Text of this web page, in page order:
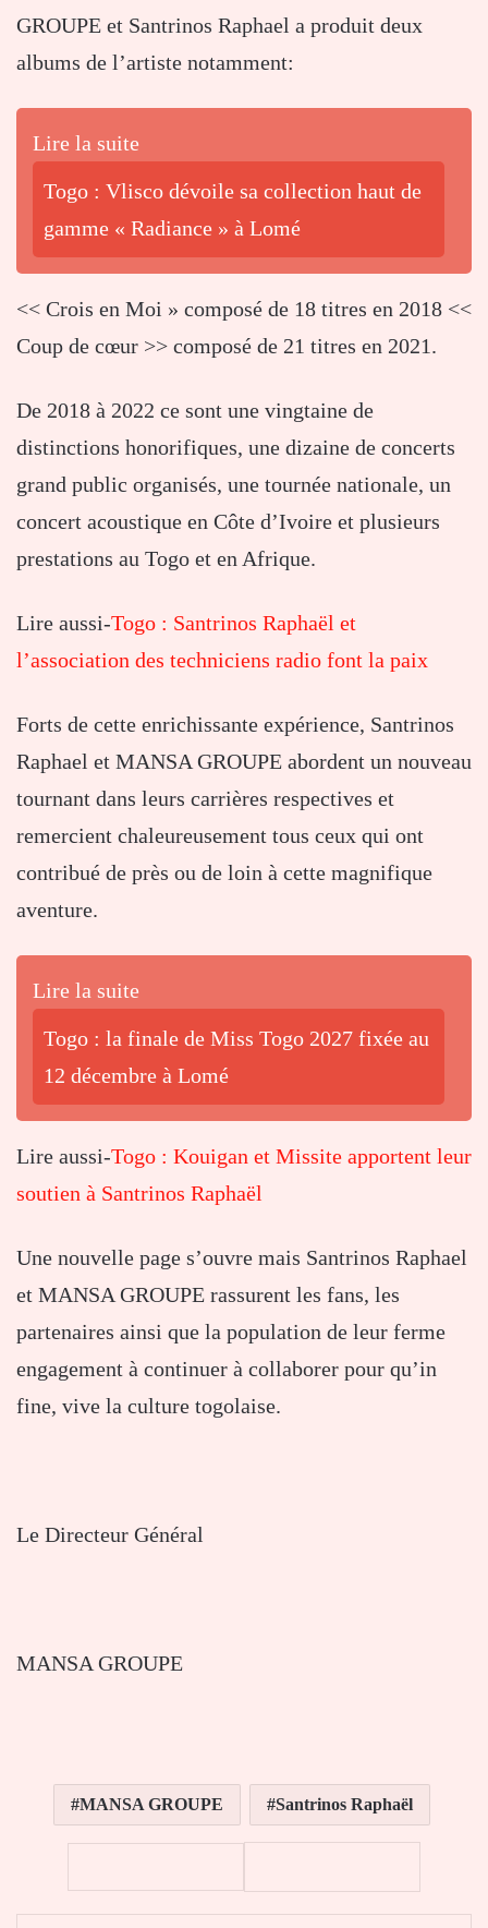
GROUPE et Santrinos Raphael a produit deux
albums de l’artiste notamment:
Lire la suite
Togo : Vlisco dévoile sa collection haut de
gamme « Radiance » à Lomé
<< Crois en Moi » composé de 18 titres en 2018 <<
Coup de cœur >> composé de 21 titres en 2021.
De 2018 à 2022 ce sont une vingtaine de
distinctions honorifiques, une dizaine de concerts
grand public organisés, une tournée nationale, un
concert acoustique en Côte d’Ivoire et plusieurs
prestations au Togo et en Afrique.
Lire aussi-Togo : Santrinos Raphaël et
l’association des techniciens radio font la paix
Forts de cette enrichissante expérience, Santrinos
Raphael et MANSA GROUPE abordent un nouveau
tournant dans leurs carrières respectives et
remercient chaleureusement tous ceux qui ont
contribué de près ou de loin à cette magnifique
aventure.
Lire la suite
Togo : la finale de Miss Togo 2027 fixée au
12 décembre à Lomé
Lire aussi-Togo : Kouigan et Missite apportent leur
soutien à Santrinos Raphaël
Une nouvelle page s’ouvre mais Santrinos Raphael
et MANSA GROUPE rassurent les fans, les
partenaires ainsi que la population de leur ferme
engagement à continuer à collaborer pour qu’in
fine, vive la culture togolaise.
Le Directeur Général
MANSA GROUPE
MANSA GROUPE Santrinos Raphaël